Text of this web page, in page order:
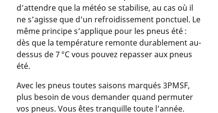
d’attendre que la météo se stabilise, au cas où il
ne s’agisse que d’un refroidissement ponctuel. Le
même principe s’applique pour les pneus été :
dès que la température remonte durablement au-
dessus de 7 °C vous pouvez repasser aux pneus
été.
Avec les pneus toutes saisons marqués 3PMSF,
plus besoin de vous demander quand permuter
vos pneus. Vous êtes tranquille toute l’année.